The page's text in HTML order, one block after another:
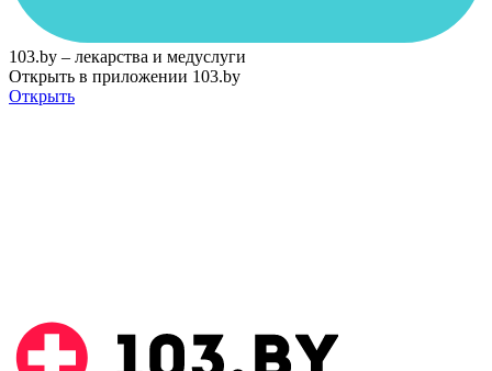
103.by – лекарства и медуслуги
Открыть в приложении 103.by
Открыть